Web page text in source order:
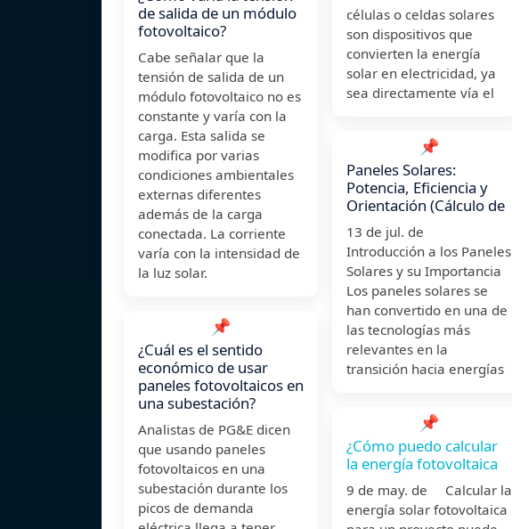
de salida de un módulo
fotovoltaico?
Cabe señalar que la
tensión de salida de un
módulo fotovoltaico no es
constante y varía con la
carga. Esta salida se
modifica por varias
condiciones ambientales
externas diferentes
además de la carga
conectada. La corriente
varía con la intensidad de
la luz solar.
📌
¿Cuál es el sentido
económico de usar
paneles fotovoltaicos en
una subestación?
Analistas de PG&E dicen
que usando paneles
fotovoltaicos en una
subestación durante los
picos de demanda
células o celdas solares
son dispositivos que
convierten la energía
solar en electricidad, ya
sea directamente vía el
📌
Paneles Solares:
Potencia, Eficiencia y
Orientación (Cálculo de
13 de jul. de
Introducción a los Paneles
Solares y su Importancia
Los paneles solares se
han convertido en una de
las tecnologías más
relevantes en la
transición hacia energías
📌
¿Cómo puedo calcular
la energía fotovoltaica
9 de may. de Calcular la
energía solar fotovoltaica